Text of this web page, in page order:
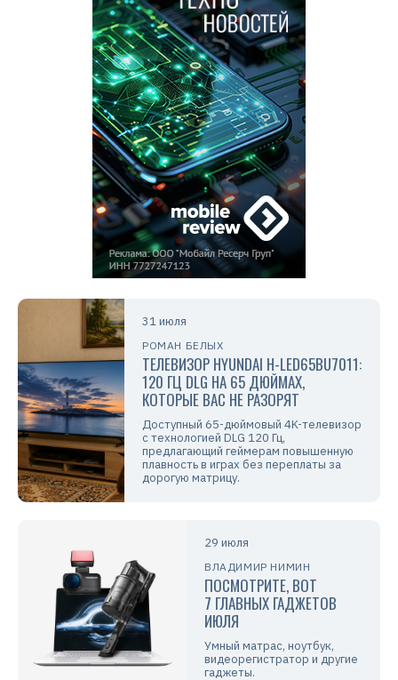
31 июля
РОМАН БЕЛЫХ
ТЕЛЕВИЗОР HYUNDAI H-LED65BU7011:
120 ГЦ DLG НА 65 ДЮЙМАХ,
КОТОРЫЕ ВАС НЕ РАЗОРЯТ
Доступный 65-дюймовый 4K-телевизор
с технологией DLG 120 Гц,
предлагающий геймерам повышенную
плавность в играх без переплаты за
дорогую матрицу.
29 июля
ВЛАДИМИР НИМИН
ПОСМОТРИТЕ, ВОТ
7 ГЛАВНЫХ ГАДЖЕТОВ
ИЮЛЯ
Умный матрас, ноутбук,
видеорегистратор и другие
гаджеты.